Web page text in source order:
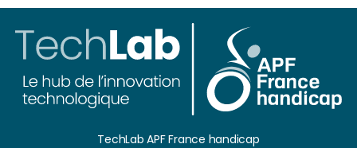
TechLab APF France handicap